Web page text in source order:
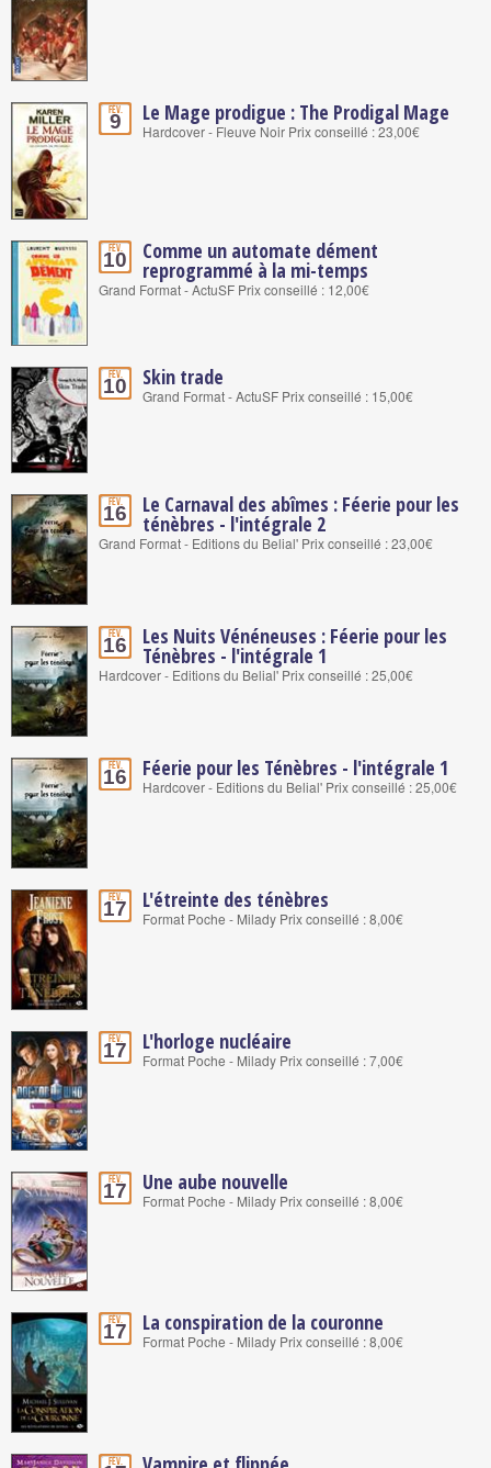
Fév.
9 Le Mage prodigue : The Prodigal Mage
Hardcover - Fleuve Noir Prix conseillé : 23,00€
Fév.
10 Comme un automate dément
reprogrammé à la mi-temps
Grand Format - ActuSF Prix conseillé : 12,00€
Fév.
10 Skin trade
Grand Format - ActuSF Prix conseillé : 15,00€
Fév.
16 Le Carnaval des abîmes : Féerie pour les
ténèbres - l'intégrale 2
Grand Format - Editions du Belial' Prix conseillé : 23,00€
Fév.
16 Les Nuits Vénéneuses : Féerie pour les
Ténèbres - l'intégrale 1
Hardcover - Editions du Belial' Prix conseillé : 25,00€
Fév.
16 Féerie pour les Ténèbres - l'intégrale 1
Hardcover - Editions du Belial' Prix conseillé : 25,00€
Fév.
17 L'étreinte des ténèbres
Format Poche - Milady Prix conseillé : 8,00€
Fév.
17 L'horloge nucléaire
Format Poche - Milady Prix conseillé : 7,00€
Fév.
17 Une aube nouvelle
Format Poche - Milady Prix conseillé : 8,00€
Fév.
17 La conspiration de la couronne
Format Poche - Milady Prix conseillé : 8,00€
Fév.